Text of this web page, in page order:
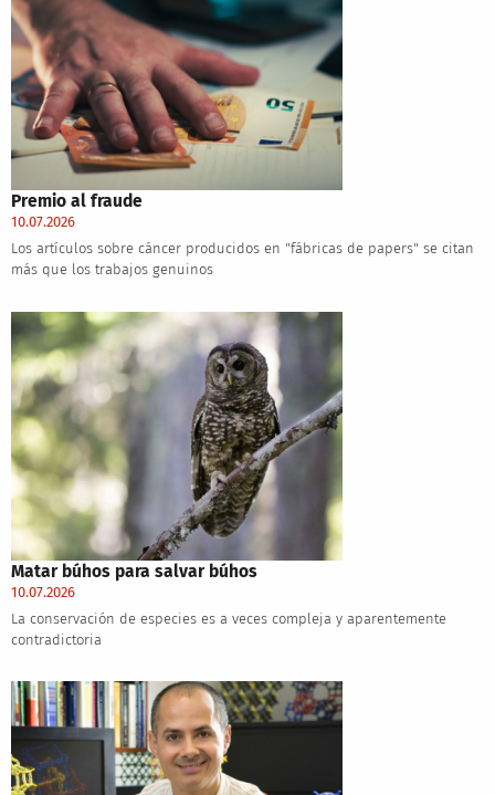
Premio al fraude
10.07.2026
Los artículos sobre cáncer producidos en "fábricas de papers" se citan
más que los trabajos genuinos
Matar búhos para salvar búhos
10.07.2026
La conservación de especies es a veces compleja y aparentemente
contradictoria